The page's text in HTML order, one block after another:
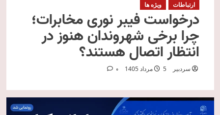
ارتباطات ویژه ها
درخواست فیبر نوری مخابرات؛
چرا برخی شهروندان هنوز در
انتظار اتصال هستند؟
سردبیر 5 مرداد 1405 0